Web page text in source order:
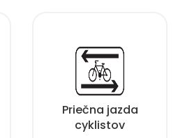
Priečna jazda
cyklistov